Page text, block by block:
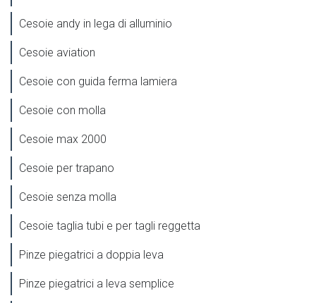
Cesoie andy in lega di alluminio
Cesoie aviation
Cesoie con guida ferma lamiera
Cesoie con molla
Cesoie max 2000
Cesoie per trapano
Cesoie senza molla
Cesoie taglia tubi e per tagli reggetta
Pinze piegatrici a doppia leva
Pinze piegatrici a leva semplice